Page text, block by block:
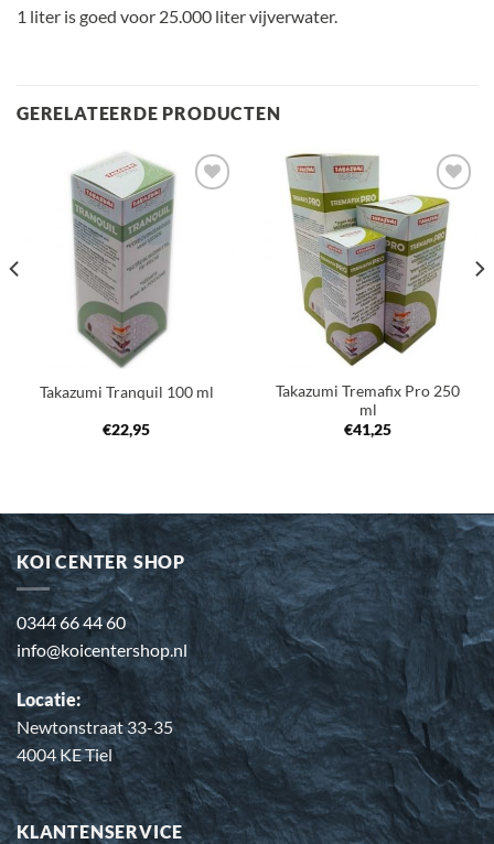
1 liter is goed voor 25.000 liter vijverwater.
GERELATEERDE PRODUCTEN
Toevoegen
Takazumi Tranquil 100 ml
€22,95
Toevoegen
aan
verlanglijst
Takazumi Tremafix Pro 250
ml
€41,25
KOI CENTER SHOP
0344 66 44 60
info@koicentershop.nl
Locatie:
Newtonstraat 33-35
4004 KE Tiel
KLANTENSERVICE